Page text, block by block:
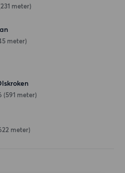
meter)
meter)
(591 meter)
meter)